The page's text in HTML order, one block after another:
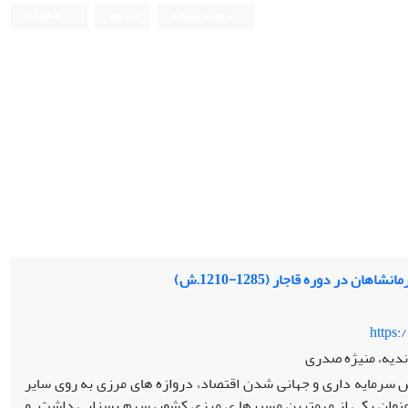
در دوره قاجار (1285-1210.ش)
منیژه صدری
داری و جهانی شدن اقتصاد، دروازه های مرزی به روی سایر